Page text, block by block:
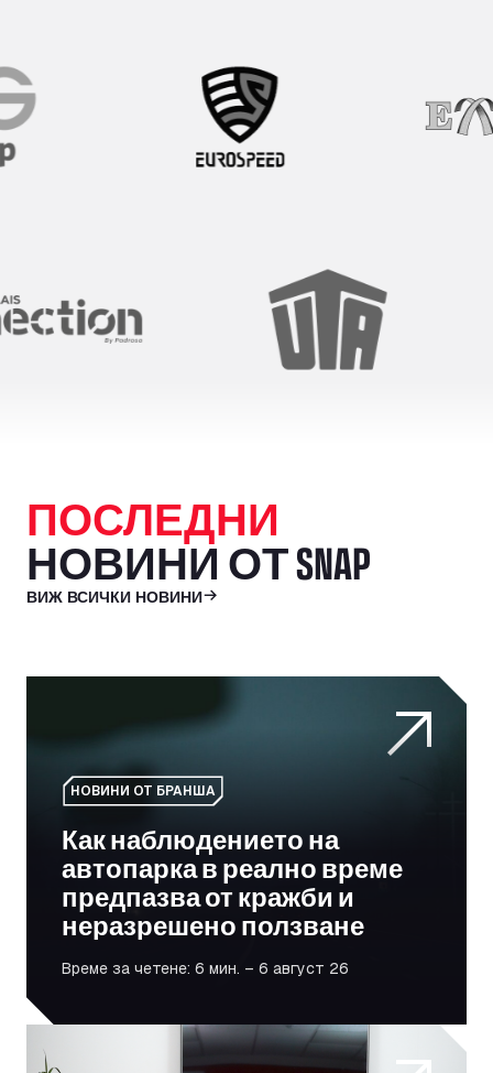
ПОСЛЕДНИ
НОВИНИ ОТ SNAP
ВИЖ ВСИЧКИ НОВИНИ
Как наблюдението на автопарка в реално време
НОВИНИ ОТ БРАНША
Как наблюдението на
автопарка в реално време
предпазва от кражби и
неразрешено ползване
Време за четене: 6 мин. – 6 август 26
От борбата към силата: Как Дарен Райт помага на